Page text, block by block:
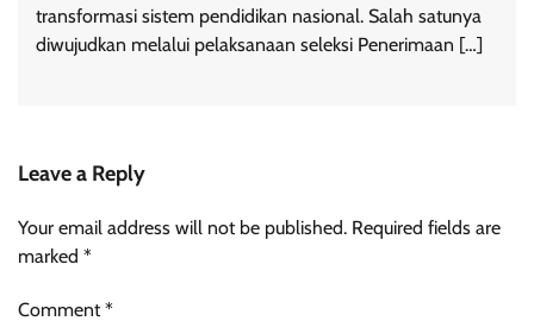
transformasi sistem pendidikan nasional. Salah satunya
diwujudkan melalui pelaksanaan seleksi Penerimaan […]
Leave a Reply
Your email address will not be published. Required fields are
marked *
Comment*